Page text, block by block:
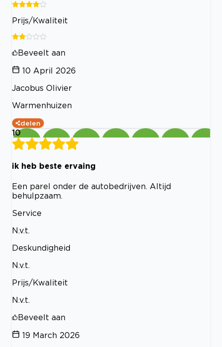
Prijs/Kwaliteit
Beveelt aan
10 April 2026
Jacobus Olivier
Warmenhuizen
delen
10
ik heb beste ervaing
Een parel onder de autobedrijven. Altijd
behulpzaam.
Service
N.v.t.
Deskundigheid
N.v.t.
Prijs/Kwaliteit
N.v.t.
Beveelt aan
19 March 2026